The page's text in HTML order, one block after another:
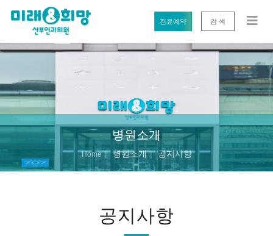
진료예약 검 색
병원소개
Home 병원소개 공지사항
공지사항